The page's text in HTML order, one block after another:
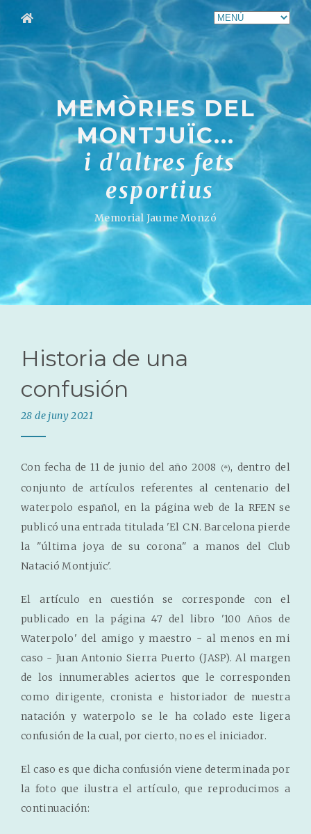
MEMÒRIES DEL
MONTJUÏC...
i d'altres fets
esportius
Memorial Jaume Monzó
Historia de una
confusión
28 de juny 2021
Con fecha de 11 de junio del año 2008 (*), dentro del
conjunto de artículos referentes al centenario del
waterpolo español, en la página web de la RFEN se
publicó una entrada titulada 'El C.N. Barcelona pierde
la "última joya de su corona" a manos del Club
Natació Montjuïc'.
El artículo en cuestión se corresponde con el
publicado en la página 47 del libro '100 Años de
Waterpolo' del amigo y maestro - al menos en mi
caso - Juan Antonio Sierra Puerto (JASP). Al margen
de los innumerables aciertos que le corresponden
como dirigente, cronista e historiador de nuestra
natación y waterpolo se le ha colado este ligera
confusión de la cual, por cierto, no es el iniciador.
El caso es que dicha confusión viene determinada por
la foto que ilustra el artículo, que reproducimos a
continuación: